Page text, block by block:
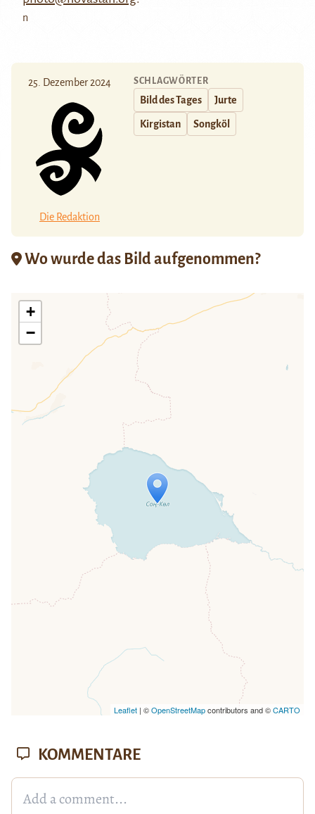
n
25. Dezember 2024
Die Redaktion
SCHLAGWÖRTER
Bild des Tages Jurte
Kirgistan Songköl
Wo wurde das Bild aufgenommen?
Travelers' Map wird geladen …
Wenn du dies siehst, nachdem deine
Seite vollständig geladen wurde,
+
−
Leaflet| ©OpenStreetMapcontributors and ©CARTO
KOMMENTARE